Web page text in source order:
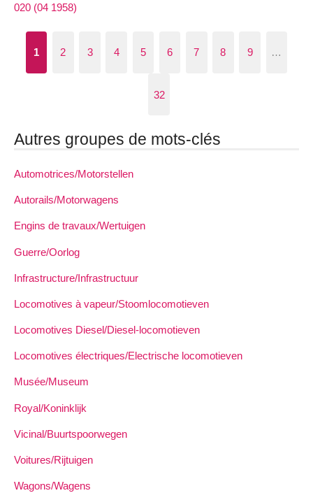
020 (04 1958)
1 2 3 4 5 6 7 8 9 …
32
Autres groupes de mots-clés
Automotrices/Motorstellen
Autorails/Motorwagens
Engins de travaux/Wertuigen
Guerre/Oorlog
Infrastructure/Infrastructuur
Locomotives à vapeur/Stoomlocomotieven
Locomotives Diesel/Diesel-locomotieven
Locomotives électriques/Electrische locomotieven
Musée/Museum
Royal/Koninklijk
Vicinal/Buurtspoorwegen
Voitures/Rijtuigen
Wagons/Wagens